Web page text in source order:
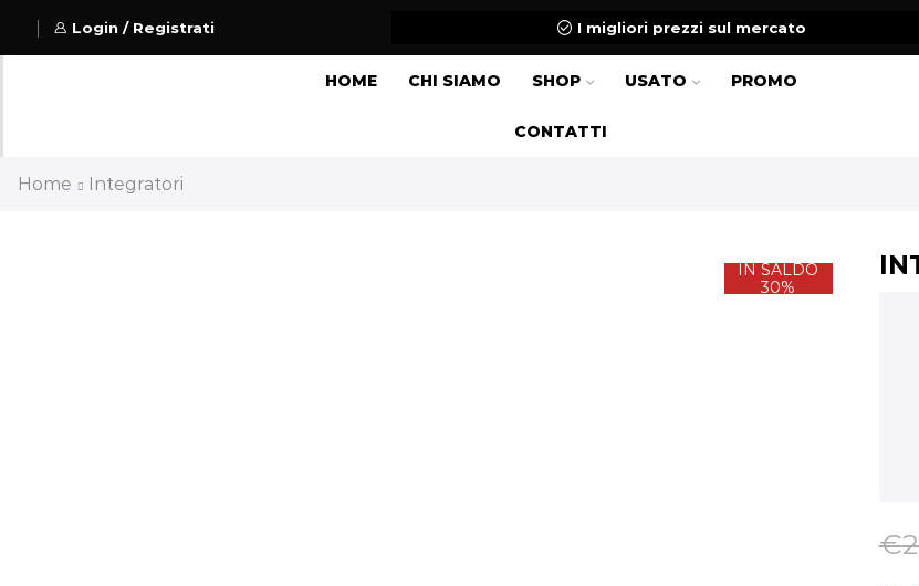
Login / Registrati I migliori prezzi sul mercato
HOME CHI SIAMO SHOP USATO PROMO
CONTATTI
Home Integratori
IN SALDO
30%
€